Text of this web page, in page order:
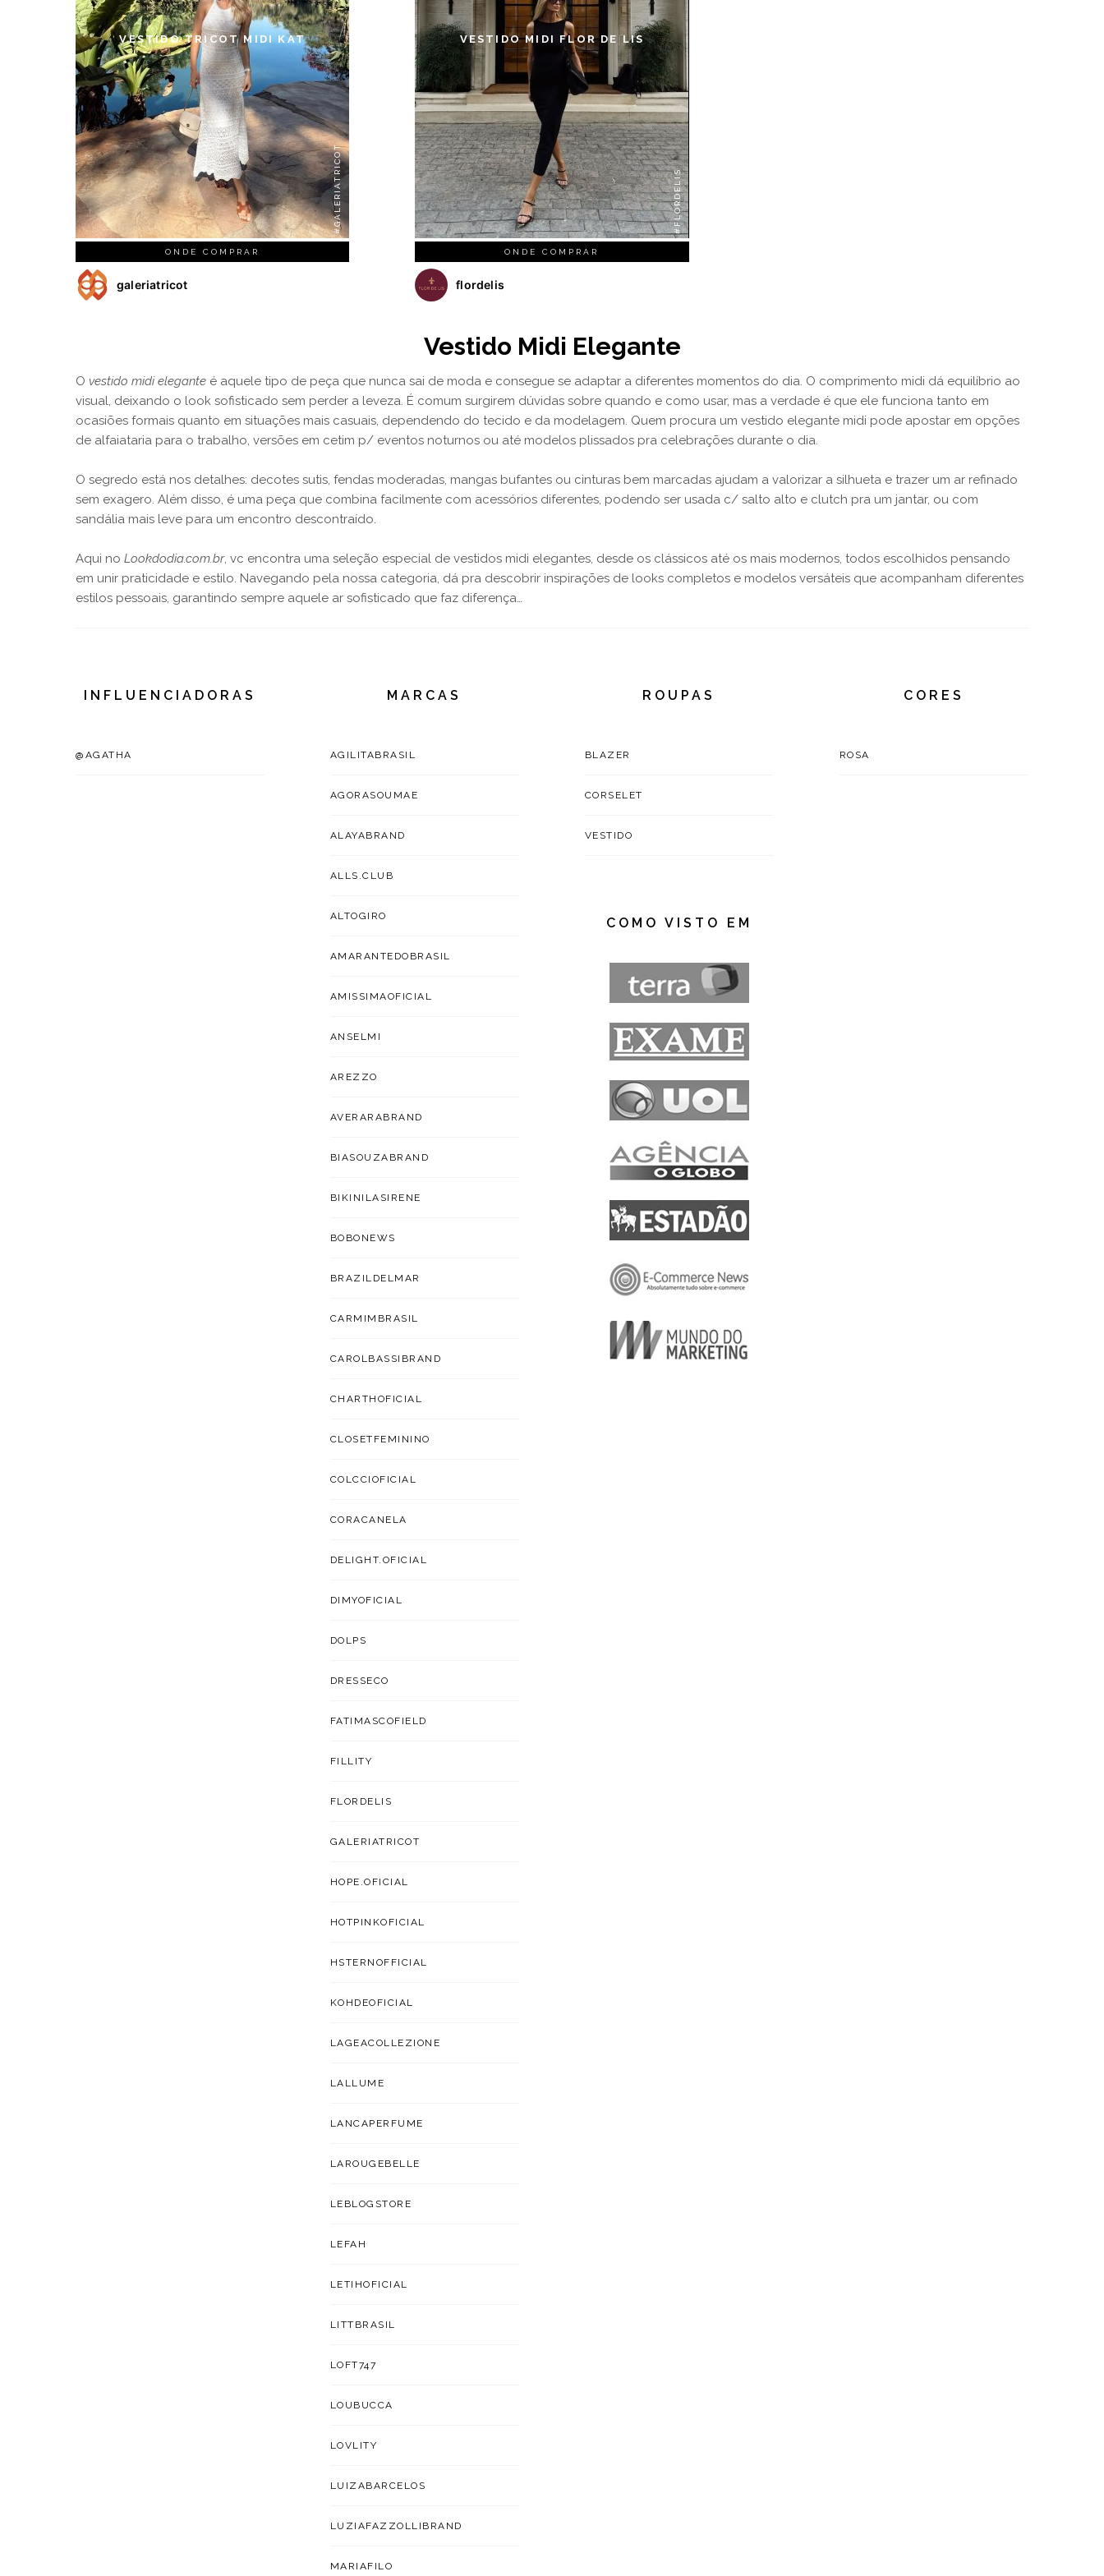
VESTIDO TRICOT MIDI KAT
#GALERIATRICOT
ONDE COMPRAR
galeriatricot
VESTIDO MIDI FLOR DE LIS
#FLORDELIS
ONDE COMPRAR
flordelis
Vestido Midi Elegante
O vestido midi elegante é aquele tipo de peça que nunca sai de moda e consegue se adaptar a diferentes momentos do dia. O comprimento midi dá equilíbrio ao
visual, deixando o look sofisticado sem perder a leveza. É comum surgirem dúvidas sobre quando e como usar, mas a verdade é que ele funciona tanto em
ocasiões formais quanto em situações mais casuais, dependendo do tecido e da modelagem. Quem procura um vestido elegante midi pode apostar em opções
de alfaiataria para o trabalho, versões em cetim p/ eventos noturnos ou até modelos plissados pra celebrações durante o dia.
O segredo está nos detalhes: decotes sutis, fendas moderadas, mangas bufantes ou cinturas bem marcadas ajudam a valorizar a silhueta e trazer um ar refinado
sem exagero. Além disso, é uma peça que combina facilmente com acessórios diferentes, podendo ser usada c/ salto alto e clutch pra um jantar, ou com
sandália mais leve para um encontro descontraído.
Aqui no Lookdodia.com.br, vc encontra uma seleção especial de vestidos midi elegantes, desde os clássicos até os mais modernos, todos escolhidos pensando
em unir praticidade e estilo. Navegando pela nossa categoria, dá pra descobrir inspirações de looks completos e modelos versáteis que acompanham diferentes
estilos pessoais, garantindo sempre aquele ar sofisticado que faz diferença…
INFLUENCIADORAS
@AGATHA
MARCAS
AGILITABRASIL
AGORASOUMAE
ALAYABRAND
ALLS.CLUB
ALTOGIRO
AMARANTEDOBRASIL
AMISSIMAOFICIAL
ANSELMI
AREZZO
AVERARABRAND
BIASOUZABRAND
BIKINILASIRENE
BOBONEWS
BRAZILDELMAR
CARMIMBRASIL
CAROLBASSIBRAND
CHARTHOFICIAL
CLOSETFEMININO
COLCCIOFICIAL
CORACANELA
DELIGHT.OFICIAL
DIMYOFICIAL
DOLPS
DRESSECO
FATIMASCOFIELD
FILLITY
FLORDELIS
GALERIATRICOT
HOPE.OFICIAL
HOTPINKOFICIAL
HSTERNOFFICIAL
KOHDEOFICIAL
LAGEACOLLEZIONE
LALLUME
LANCAPERFUME
LAROUGEBELLE
LEBLOGSTORE
LEFAH
LETIHOFICIAL
LITTBRASIL
LOFT747
LOUBUCCA
LOVLITY
LUIZABARCELOS
LUZIAFAZZOLLIBRAND
MARIAFILO
ROUPAS
BLAZER
CORSELET
VESTIDO
CORES
ROSA
COMO VISTO EM